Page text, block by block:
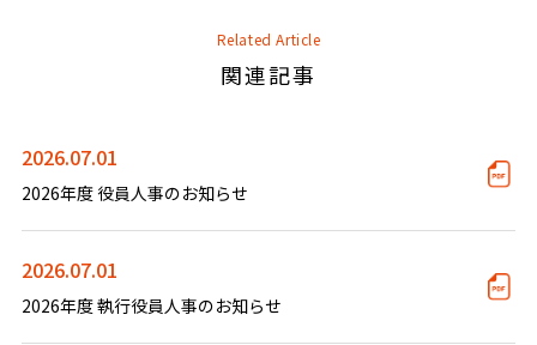
Related Article
関連記事
2026.07.01
2026年度 役員人事のお知らせ
2026.07.01
2026年度 執行役員人事のお知らせ